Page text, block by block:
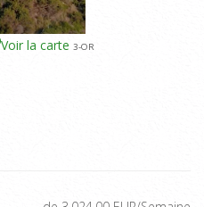
Voir la carte 3-OR